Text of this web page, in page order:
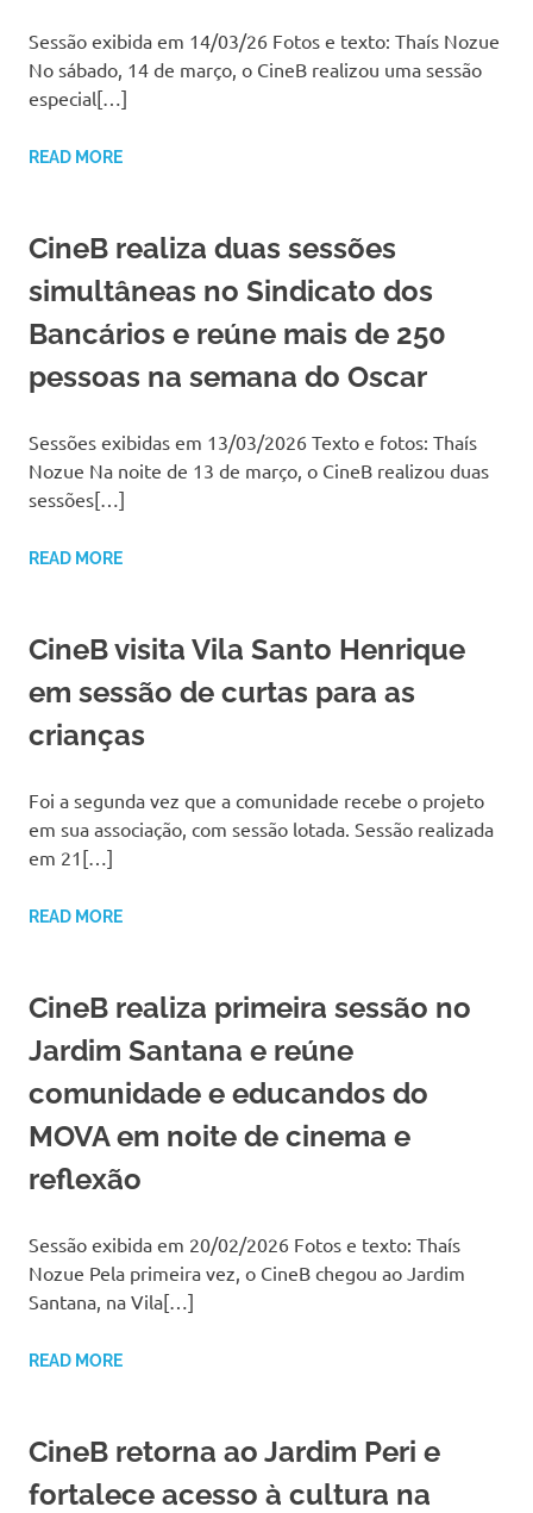
Sessão exibida em 14/03/26 Fotos e texto: Thaís Nozue
No sábado, 14 de março, o CineB realizou uma sessão
especial[…]
READ MORE
CineB realiza duas sessões
simultâneas no Sindicato dos
Bancários e reúne mais de 250
pessoas na semana do Oscar
Sessões exibidas em 13/03/2026 Texto e fotos: Thaís
Nozue Na noite de 13 de março, o CineB realizou duas
sessões[…]
READ MORE
CineB visita Vila Santo Henrique
em sessão de curtas para as
crianças
Foi a segunda vez que a comunidade recebe o projeto
em sua associação, com sessão lotada. Sessão realizada
em 21[…]
READ MORE
CineB realiza primeira sessão no
Jardim Santana e reúne
comunidade e educandos do
MOVA em noite de cinema e
reflexão
Sessão exibida em 20/02/2026 Fotos e texto: Thaís
Nozue Pela primeira vez, o CineB chegou ao Jardim
Santana, na Vila[…]
READ MORE
CineB retorna ao Jardim Peri e
fortalece acesso à cultura na